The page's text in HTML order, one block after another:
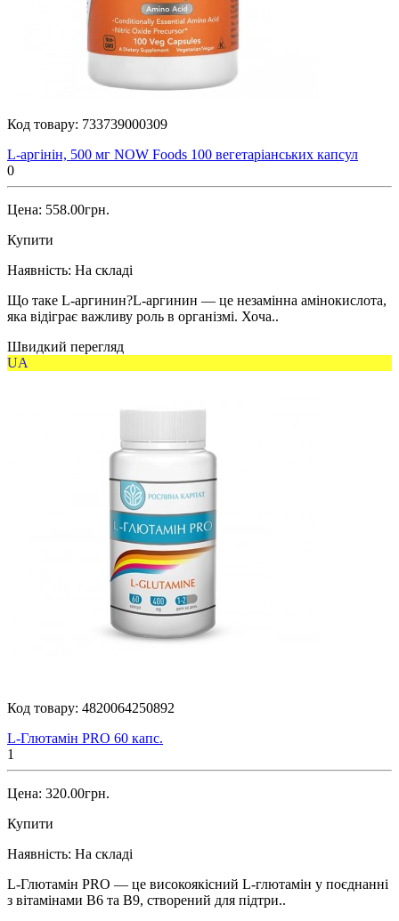
Код товару: 733739000309
L-аргінін, 500 мг NOW Foods 100 вегетаріанських капсул
0
Цена: 558.00грн.
Купити
Наявність: На складі
Що таке L-аргинин?L-аргинин — це незамінна амінокислота,
яка відіграє важливу роль в організмі. Хоча..
Швидкий перегляд
UA
Код товару: 4820064250892
L-Глютамін PRO 60 капс.
1
Цена: 320.00грн.
Купити
Наявність: На складі
L-Глютамін PRO — це високоякісний L-глютамін у поєднанні
з вітамінами B6 та B9, створений для підтри..